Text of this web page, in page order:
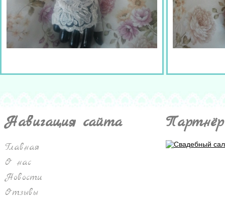
Навигация сайта
Главная
О нас
Новости
Отзывы